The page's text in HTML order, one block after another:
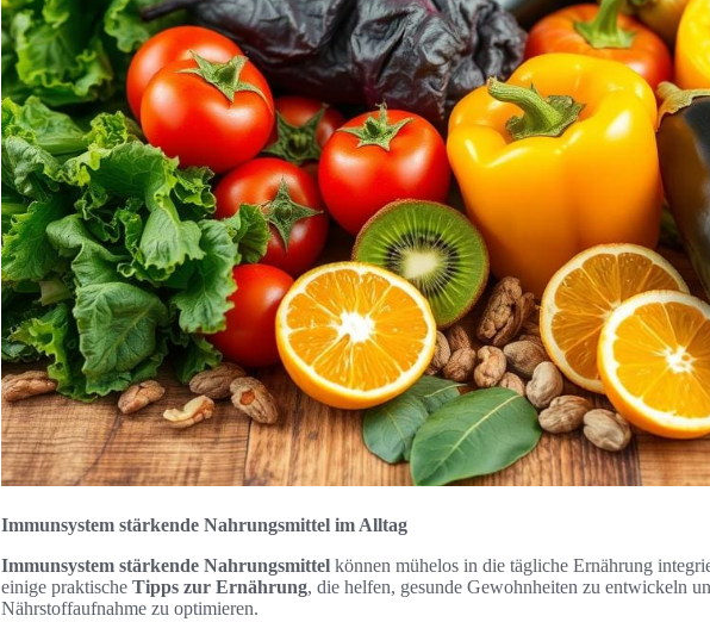
Immunsystem stärkende Nahrungsmittel im Alltag
Immunsystem stärkende Nahrungsmittel können mühelos in die tägliche Ernährung
einige praktische Tipps zur Ernährung, die helfen, gesunde Gewohnheiten zu entwickeln
Nährstoffaufnahme zu optimieren.